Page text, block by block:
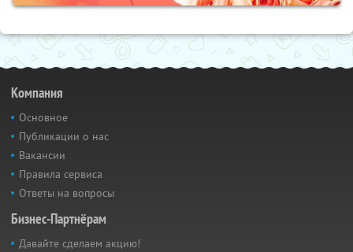
Компания
Основное
Публикации о нас
Вакансии
Правила сервиса
Ответы на вопросы
Бизнес-Партнёрам
Давайте сделаем акцию!